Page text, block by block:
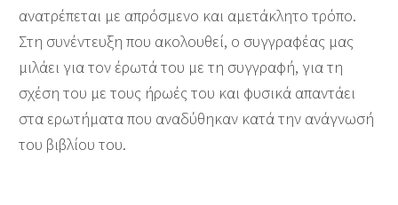
ανατρέπεται με απρόσμενο και αμετάκλητο τρόπο.
Στη συνέντευξη που ακολουθεί, ο συγγραφέας μας
μιλάει για τον έρωτά του με τη συγγραφή, για τη
σχέση του με τους ήρωές του και φυσικά απαντάει
στα ερωτήματα που αναδύθηκαν κατά την ανάγνωσή
του βιβλίου του.